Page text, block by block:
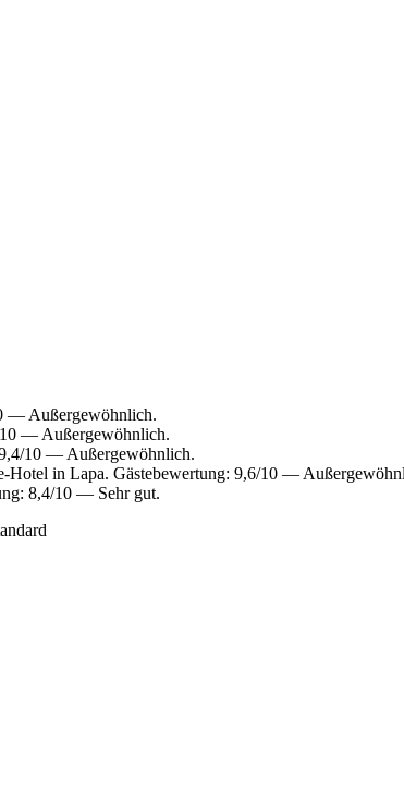
— Außergewöhnlich.
— Außergewöhnlich.
10 — Außergewöhnlich.
Hotel in Lapa. Gästebewertung: 9,6/10 —
8,4/10 — Sehr gut.